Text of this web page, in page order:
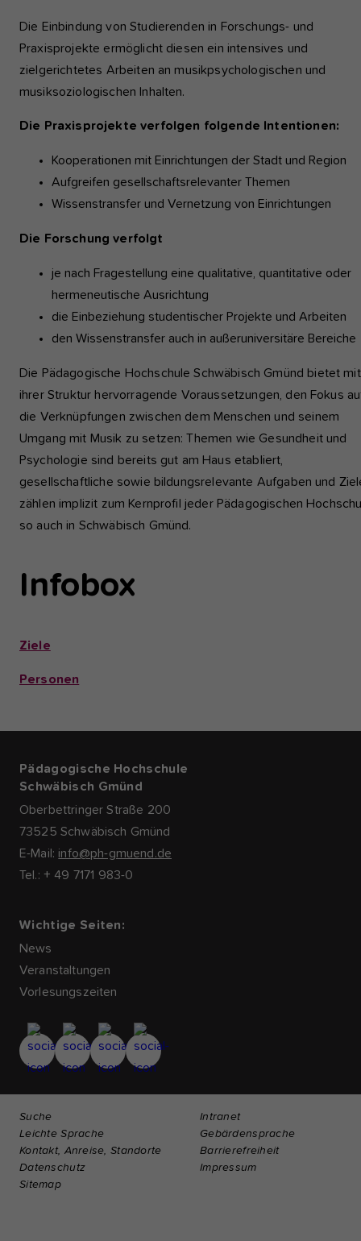
Die Einbindung von Studierenden in Forschungs- und
Praxisprojekte ermöglicht diesen ein intensives und
zielgerichtetes Arbeiten an musikpsychologischen und
musiksoziologischen Inhalten.
Die Praxisprojekte verfolgen folgende Intentionen:
Kooperationen mit Einrichtungen der Stadt und Region
Aufgreifen gesellschaftsrelevanter Themen
Wissenstransfer und Vernetzung von Einrichtungen
Die Forschung verfolgt
je nach Fragestellung eine qualitative, quantitative oder
hermeneutische Ausrichtung
die Einbeziehung studentischer Projekte und Arbeiten
den Wissenstransfer auch in außeruniversitäre
Die Pädagogische Hochschule Schwäbisch Gmünd bietet mit
ihrer Struktur hervorragende Voraussetzungen, den Fokus
die Verknüpfungen zwischen dem Menschen und seinem
Umgang mit Musik zu setzen: Themen wie Gesundheit und
Psychologie sind bereits gut am Haus etabliert,
gesellschaftliche sowie bildungsrelevante Aufgaben und
zählen implizit zum Kernprofil jeder Pädagogischen
so auch in Schwäbisch Gmünd.
Infobox
Ziele
Personen
Pädagogische Hochschule
Schwäbisch Gmünd
Oberbettringer Straße 200
73525 Schwäbisch Gmünd
E-Mail: info@ph-gmuend.de
Tel.: + 49 7171 983-0
Wichtige Seiten:
News
Veranstaltungen
Vorlesungszeiten
Suche
Intranet
Leichte Sprache
Gebärdensprache
Kontakt, Anreise, Standorte
Barrierefreiheit
Datenschutz
Impressum
Sitemap